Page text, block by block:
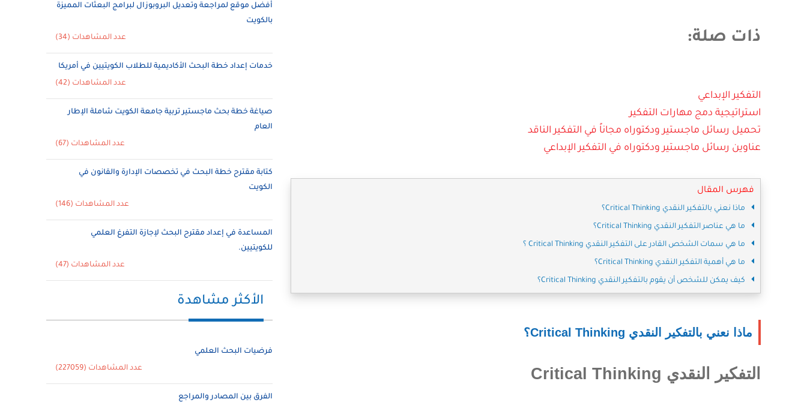
ذات صلة:
التفكير الإبداعي
استراتيجية دمج مهارات التفكير
تحميل رسائل ماجستير ودكتوراه مجاناً في التفكير الناقد
عناوين رسائل ماجستير ودكتوراه في التفكير الإبداعي
فهرس المقال
ماذا نعني بالتفكير النقدي Critical Thinking؟
ما هي عناصر التفكير النقدي Critical Thinking؟
ما هي سمات الشخص القادر على التفكير النقدي Critical Thinking ؟
ما هي أهمية التفكير النقدي Critical Thinking؟
كيف يمكن للشخص أن يقوم بالتفكير النقدي Critical Thinking؟
ماذا نعني بالتفكير النقدي Critical Thinking؟
التفكير النقدي Critical Thinking
أفضل موقع لمراجعة وتعديل البروبوزال لبرامج البعثات المميزة
بالكويت
عدد المشاهدات (34)
خدمات إعداد خطة البحث الأكاديمية للطلاب الكويتيين في أمريكا
عدد المشاهدات (42)
صياغة خطة بحث ماجستير تربية جامعة الكويت شاملة الإطار
العام
عدد المشاهدات (67)
كتابة مقترح خطة البحث في تخصصات الإدارة والقانون في
الكويت
عدد المشاهدات (146)
المساعدة في إعداد مقترح البحث لإجازة التفرغ العلمي
للكويتيين.
عدد المشاهدات (47)
الأكثر مشاهدة
فرضيات البحث العلمي
عدد المشاهدات (227059)
الفرق بين المصادر والمراجع